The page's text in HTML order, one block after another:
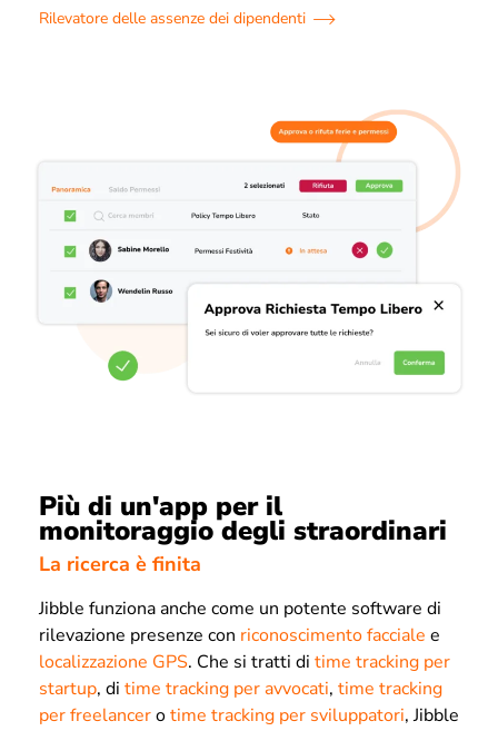
Rilevatore delle assenze dei dipendenti
Più di un'app per il
monitoraggio degli straordinari
La ricerca è finita
Jibble funziona anche come un potente software di
rilevazione presenze con riconoscimento facciale e
localizzazione GPS. Che si tratti di time tracking per
startup, di time tracking per avvocati, time tracking
per freelancerotime tracking per sviluppatori, Jibble